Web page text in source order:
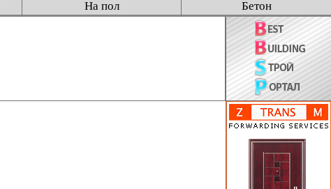
На пол Бетон